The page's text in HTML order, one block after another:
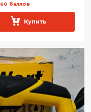
60 баллов
Купить